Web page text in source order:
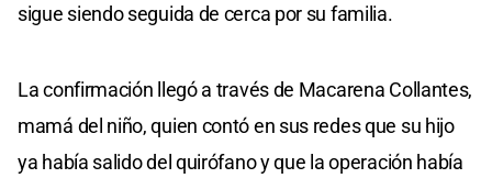
sigue siendo seguida de cerca por su familia.
La confirmación llegó a través de Macarena Collantes,
mamá del niño, quien contó en sus redes que su hijo
ya había salido del quirófano y que la operación había